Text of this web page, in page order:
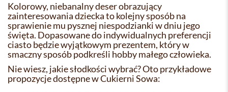
Kolorowy, niebanalny deser obrazujący
zainteresowania dziecka to kolejny sposób na
sprawienie mu pysznej niespodzianki w dniu jego
święta. Dopasowane do indywidualnych preferencji
ciasto będzie wyjątkowym prezentem, który w
smaczny sposób podkreśli hobby małego człowieka.
Nie wiesz, jakie słodkości wybrać? Oto przykładowe
propozycje dostępne w Cukierni Sowa: